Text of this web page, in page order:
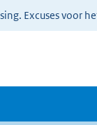
Excuses voor